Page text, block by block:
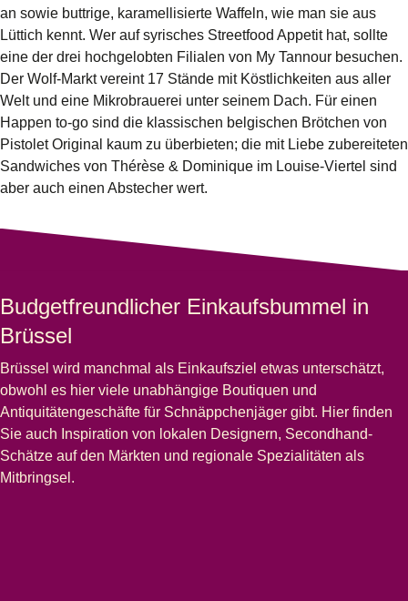
an sowie buttrige, karamellisierte Waffeln, wie man sie aus
Lüttich kennt. Wer auf syrisches Streetfood Appetit hat, sollte
eine der drei hochgelobten Filialen von My Tannour besuchen.
Der Wolf-Markt vereint 17 Stände mit Köstlichkeiten aus aller
Welt und eine Mikrobrauerei unter seinem Dach. Für einen
Happen to-go sind die klassischen belgischen Brötchen von
Pistolet Original kaum zu überbieten; die mit Liebe zubereiteten
Sandwiches von Thérèse & Dominique im Louise-Viertel sind
aber auch einen Abstecher wert.
Budgetfreundlicher Einkaufsbummel in
Brüssel
Brüssel wird manchmal als Einkaufsziel etwas unterschätzt,
obwohl es hier viele unabhängige Boutiquen und
Antiquitätengeschäfte für Schnäppchenjäger gibt. Hier finden
Sie auch Inspiration von lokalen Designern, Secondhand-
Schätze auf den Märkten und regionale Spezialitäten als
Mitbringsel.